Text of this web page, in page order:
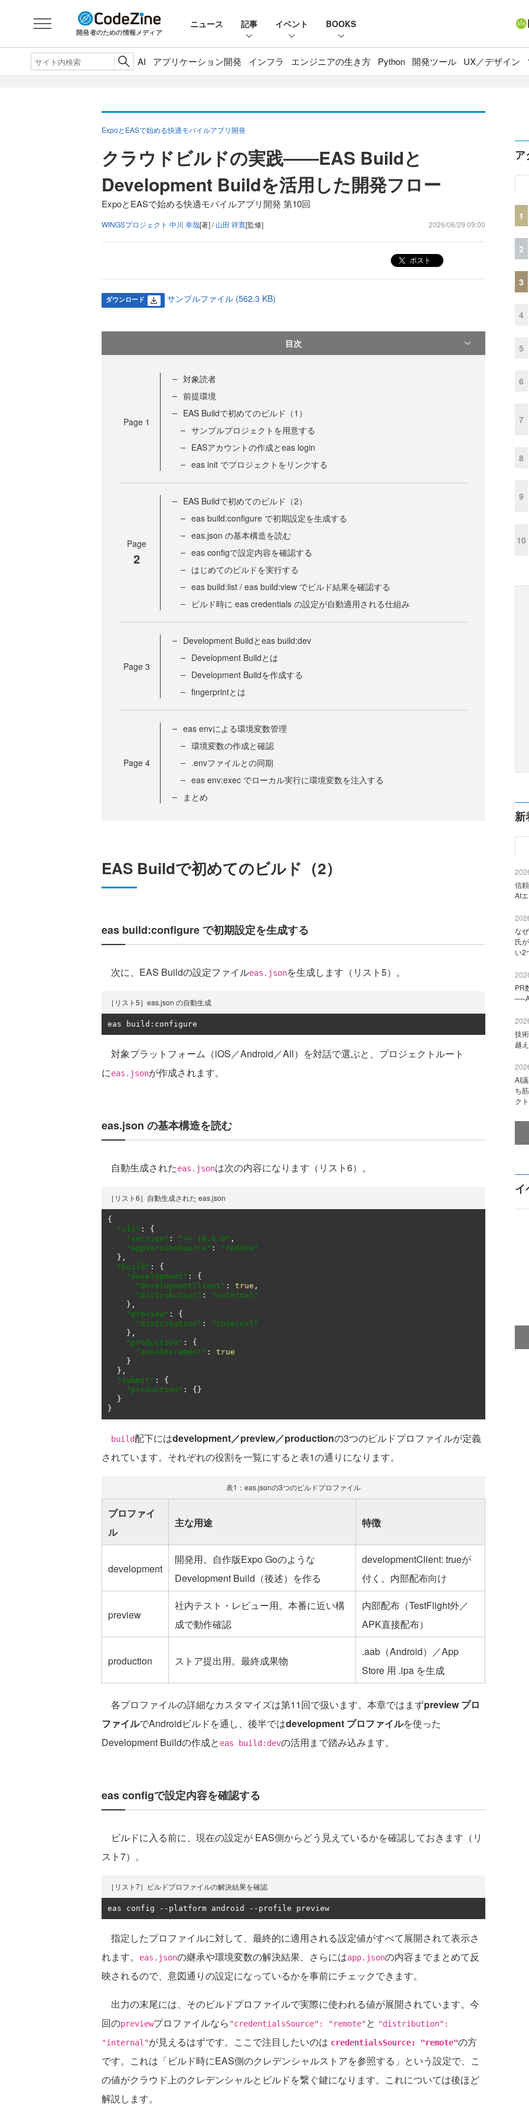
開発者のための情報メディア
ニュース 記事 イベント BOOKS
AI アプリケーション開発 インフラ エンジニアの生き方 Python 開発ツール UX／デザイン
ExpoとEASで始める快適モバイルアプリ開発
クラウドビルドの実践――EAS Buildと
Development Buildを活用した開発フロー
ExpoとEASで始める快適モバイルアプリ開発 第10回
WINGSプロジェクト 中川 幸哉[著] /山田 祥寛[監修] 2026/06/29 09:00
ポスト
ダウンロード サンプルファイル (562.3 KB)
目次
Page 1
対象読者
前提環境
EAS Buildで初めてのビルド（1）
サンプルプロジェクトを用意する
EASアカウントの作成とeas login
eas init でプロジェクトをリンクする
Page
2
EAS Buildで初めてのビルド（2）
eas build:configure で初期設定を生成する
eas.json の基本構造を読む
eas configで設定内容を確認する
はじめてのビルドを実行する
eas build:list / eas build:view でビルド結果を確認する
ビルド時に eas credentials の設定が自動適用される仕組み
Page 3
Development Buildとeas build:dev
Development Buildとは
Development Buildを作成する
fingerprintとは
Page 4
eas envによる環境変数管理
環境変数の作成と確認
.envファイルとの同期
eas env:exec でローカル実行に環境変数を注入する
まとめ
EAS Buildで初めてのビルド（2）
eas build:configure で初期設定を生成する
次に、EAS Buildの設定ファイルeas.jsonを生成します（リスト5）。
［リスト5］eas.json の自動生成
eas build : configure
対象プラットフォーム（iOS／Android／All）を対話で選ぶと、プロジェクトルート
にeas.jsonが作成されます。
eas.json の基本構造を読む
自動生成されたeas.jsonは次の内容になります（リスト6）。
［リスト6］自動生成された eas.json
{
"cli" :
{
"version" : ">= 18.6.0" ,
"appVersionSource" :
"remote"
},
"build" :
{
"development" :
{
"developmentClient" : true ,
"distribution" :
"internal"
},
"preview" :
{
"distribution" :
"internal"
},
"production" :
{
"autoIncrement" :
true
}
},
"submit" :
{
"production" :
{}
}
}
build配下にはdevelopment／preview／productionの3つのビルドプロファイルが定義
されています。それぞれの役割を一覧にすると表1の通りになります。
表1：eas.jsonの3つのビルドプロファイル
プロファイ
ル
主な用途 特徴
development
開発用。自作版Expo Goのような
Development Build（後述）を作る
developmentClient: trueが
付く。内部配布向け
preview
社内テスト・レビュー用。本番に近い構
成で動作確認
内部配布（TestFlight外／
APK直接配布）
production ストア提出用。最終成果物
.aab（Android）／App
Store 用 .ipa を生成
各プロファイルの詳細なカスタマイズは第11回で扱います。本章ではまずpreview プロ
ファイルでAndroidビルドを通し、後半ではdevelopment プロファイルを使った
Development Buildの作成と eas build:devの活用まで踏み込みます。
eas configで設定内容を確認する
ビルドに入る前に、現在の設定が EAS側からどう見えているかを確認しておきます（リ
スト7）。
［リスト7］ビルドプロファイルの解決結果を確認
eas config -- platform android -- profile preview
指定したプロファイルに対して、最終的に適用される設定値がすべて展開されて表示さ
れます。
eas.jsonの継承や環境変数の解決結果、さらにはapp.jsonの内容までまとめて反
映されるので、意図通りの設定になっているかを事前にチェックできます。
出力の末尾には、そのビルドプロファイルで実際に使われる値が展開されています。今
回のpreviewプロファイルなら "credentialsSource": "remote"と "distribution":
"internal"が見えるはずです。ここで注目したいのは credentialsSource: "remote"の方
です。これは「ビルド時にEAS側のクレデンシャルストアを参照する」という設定で、こ
の値がクラウド上のクレデンシャルとビルドを繋ぐ鍵になります。これについては後ほど
解説します。
ア
1
2
3
4
5
6
7
8
9
10
新
信
AI
な
氏
い2
PR
技
越
AI
ち
ク
イ